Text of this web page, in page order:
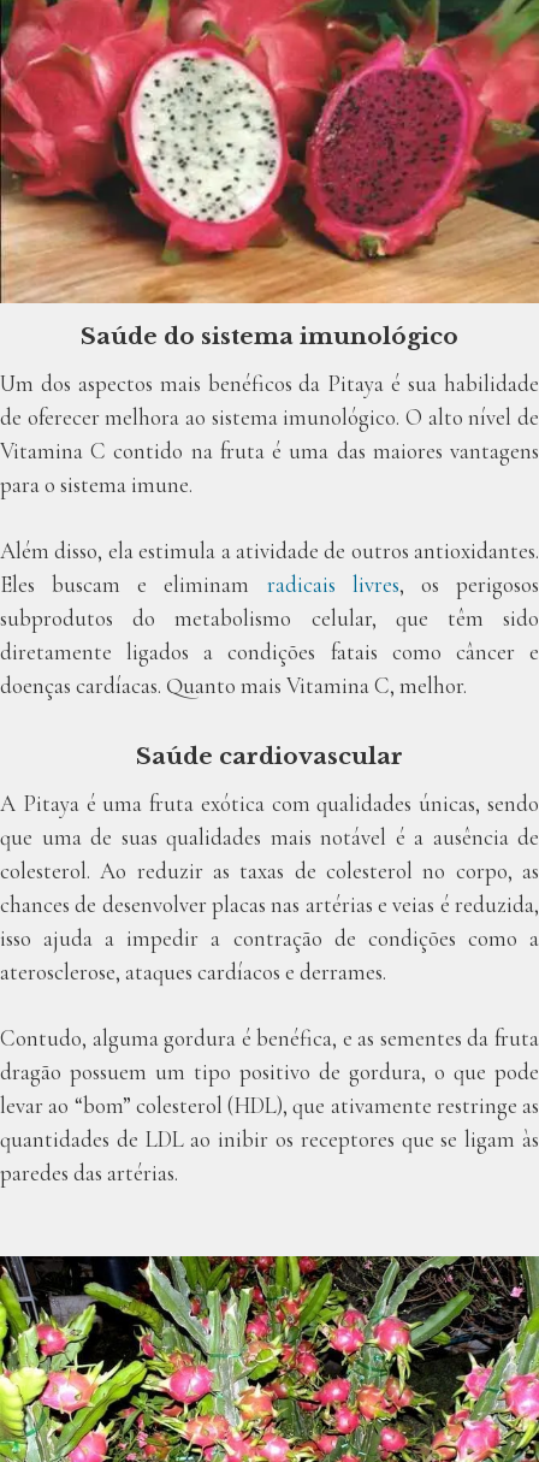
Saúde do sistema imunológico
Um dos aspectos mais benéficos da Pitaya é sua habilidade
de oferecer melhora ao sistema imunológico. O alto nível de
Vitamina C contido na fruta é uma das maiores vantagens
para o sistema imune.
Além disso, ela estimula a atividade de outros antioxidantes.
Eles buscam e eliminam radicais livres, os perigosos
subprodutos do metabolismo celular, que têm sido
diretamente ligados a condições fatais como câncer e
doenças cardíacas. Quanto mais Vitamina C, melhor.
Saúde cardiovascular
A Pitaya é uma fruta exótica com qualidades únicas, sendo
que uma de suas qualidades mais notável é a ausência de
colesterol. Ao reduzir as taxas de colesterol no corpo, as
chances de desenvolver placas nas artérias e veias é reduzida,
isso ajuda a impedir a contração de condições como a
aterosclerose, ataques cardíacos e derrames.
Contudo, alguma gordura é benéfica, e as sementes da fruta
dragão possuem um tipo positivo de gordura, o que pode
levar ao “bom” colesterol (HDL), que ativamente restringe as
quantidades de LDL ao inibir os receptores que se ligam às
paredes das artérias.